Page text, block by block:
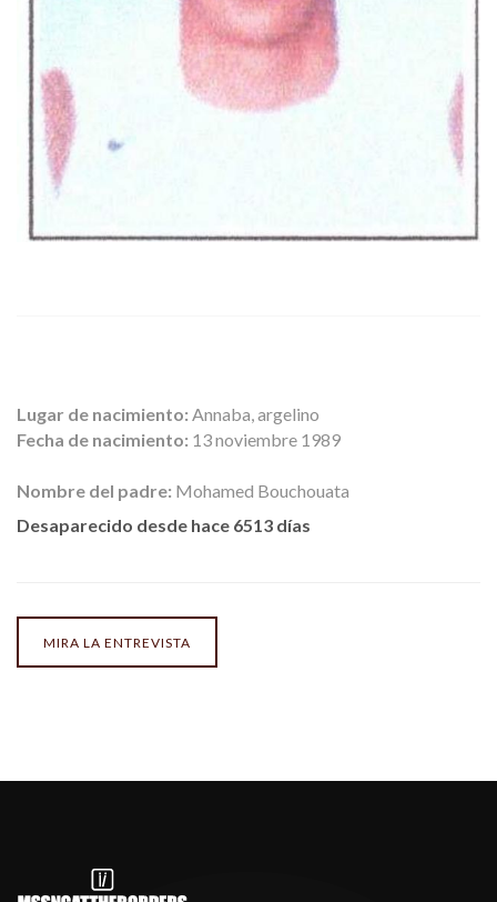
Lugar de nacimiento: Annaba, argelino
Fecha de nacimiento: 13 noviembre 1989
Nombre del padre: Mohamed Bouchouata
Desaparecido desde hace 6513 días
MIRA LA ENTREVISTA